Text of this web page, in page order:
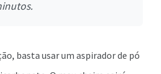
basta usar um aspirador de pó